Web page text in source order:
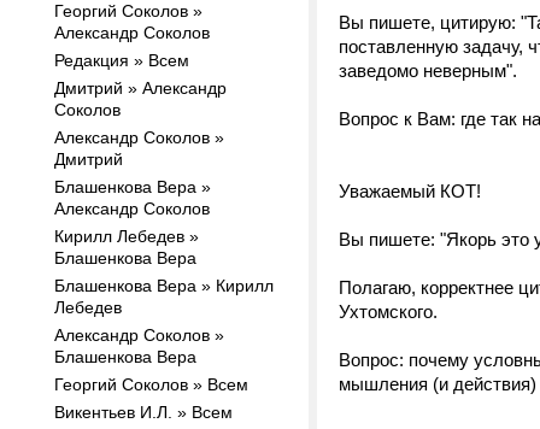
Георгий Соколов »
Александр Соколов
Редакция » Всем
Дмитрий » Александр
Соколов
Александр Соколов »
Дмитрий
Блашенкова Вера »
Александр Соколов
Кирилл Лебедев »
Блашенкова Вера
Блашенкова Вера » Кирилл
Лебедев
Александр Соколов »
Блашенкова Вера
Георгий Соколов » Всем
Викентьев И.Л. » Всем
Вы пишете, цитирую:
поставленную задачу,
заведомо неверным".
Вопрос к Вам: где так
Уважаемый КОТ!
Вы пишете: "Якорь это
Полагаю, корректнее
Ухтомского.
Вопрос: почему
мышления (и действия)